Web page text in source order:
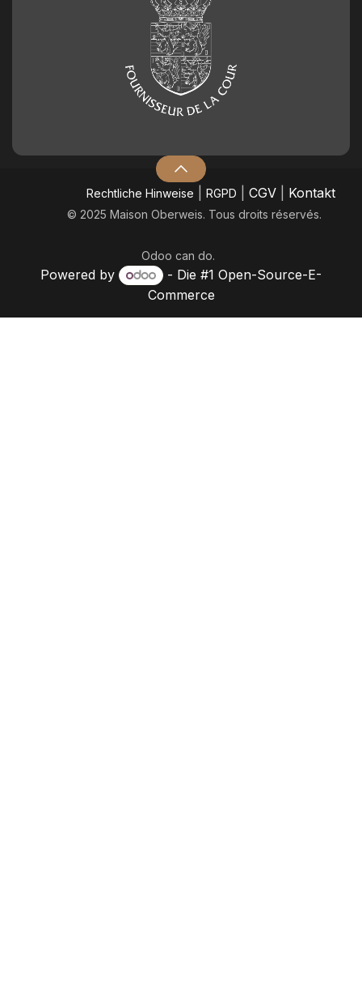
​Rechtliche Hinweise RGPD CGV| Kontakt
© 2025 Maison Oberweis. Tous droits réservés.
Odoo can do.
Powered by - Die #1 Open-Source-E-
Commerce